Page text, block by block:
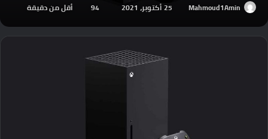
Mahmoud1Amin 25 أكتوبر، 2021 94 أقل من دقيقة